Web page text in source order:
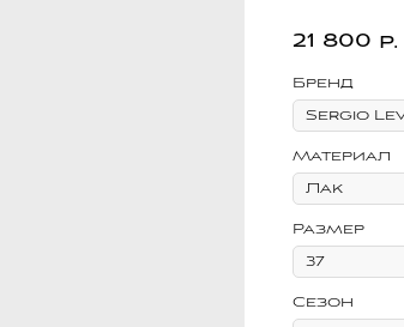
21 800 р.
Бренд
Материал
Размер
Сезон